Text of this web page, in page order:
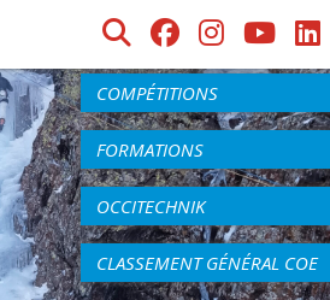
AGENDA
COMPÉTITIONS
FORMATIONS
OCCITECHNIK
CLASSEMENT GÉNÉRAL COE